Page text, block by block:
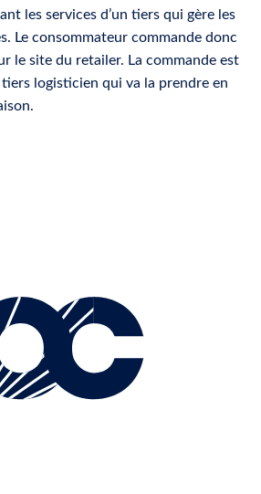
les services d’un tiers qui gère les
Le consommateur commande donc
le site du retailer. La commande est
logisticien qui va la prendre en